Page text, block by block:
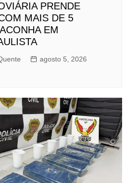
PRENDE
MAIS DE 5
EM
agosto 5, 2026